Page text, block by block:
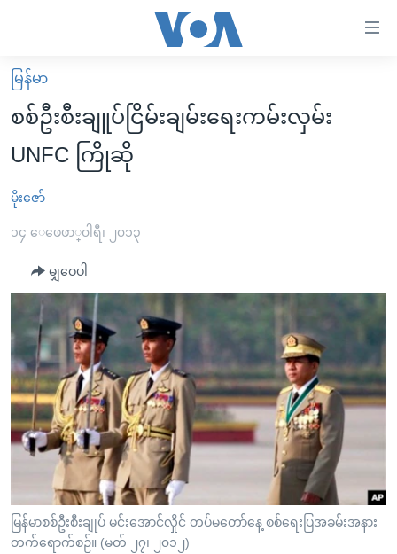
လွယ်ကူ
စေ
သည့်
များ
ပင်မ
ကျော်
ကြည့်
ရန်
ပင်မ
အ
ညွန်း
စာမျက်နှာ
ကြည့်
ရန်
မူလစာမျက်နှာ
မြန်မာ
ကမ္ဘာ့သတင်းများ
နိုင်ငံတကာ
အစ္စရေး-ပါလက်စတိုင်း
ဗွီဒီယို
သတင်းလွတ်လပ်ခွင့်
အင်္ဂလိပ်စာလေ့လာမယ်
အမေရိကန်သုံးအီဒီယံ
မကြေးမုံရဲ့ အင်္ဂလိပ်စာ
ရုပ်ရှင်ထဲက အင်္ဂလိပ်စာ
သုတပဒေသာ အင်္ဂလိပ်စာ
အပတ်စဉ်ကဏ္ဍများ
ရေဒီယို
တီဗွီ
ရေဒီယိုနှင့်ရုပ်သံ အချက်အလက်များ
ရေဒီယို/တီဗွီအစီအစဉ်
Learning English
ဗွီအိုအေ လူမှုကွန်ယက်များ
မြန်မာ
စစ်ဦးစီးချူပ်ငြိမ်းချမ်းရေးကမ်းလှမ်း
UNFC ကြိုဆို
မိုးဇော်
၁၄ ေဖေဖာ္၀ါရီ၊ ၂၀၁၃
မျှဝေပါ
မြန်မာစစ်ဦးစီးချုပ် မင်းအောင်လှိုင် တပ်မတော်နေ့ စစ်ရေးပြအခမ်းအနား
တက်ရောက်စဉ်။ (မတ် ၂၇၊ ၂၀၁၂)